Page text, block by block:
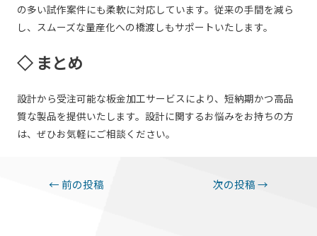
の多い試作案件にも柔軟に対応しています。従来の手間を減ら
し、スムーズな量産化への橋渡しもサポートいたします。
◇ まとめ
設計から受注可能な板金加工サービスにより、短納期かつ高品
質な製品を提供いたします。設計に関するお悩みをお持ちの方
は、ぜひお気軽にご相談ください。
投← 前の投稿 次の投稿→